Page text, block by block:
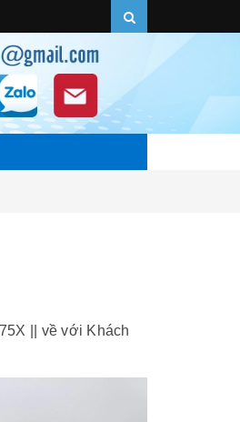
|| về với Khách